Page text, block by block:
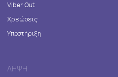
Viber Out
Χρεώσεις
Υποστήριξη
ΛΉΨΗ